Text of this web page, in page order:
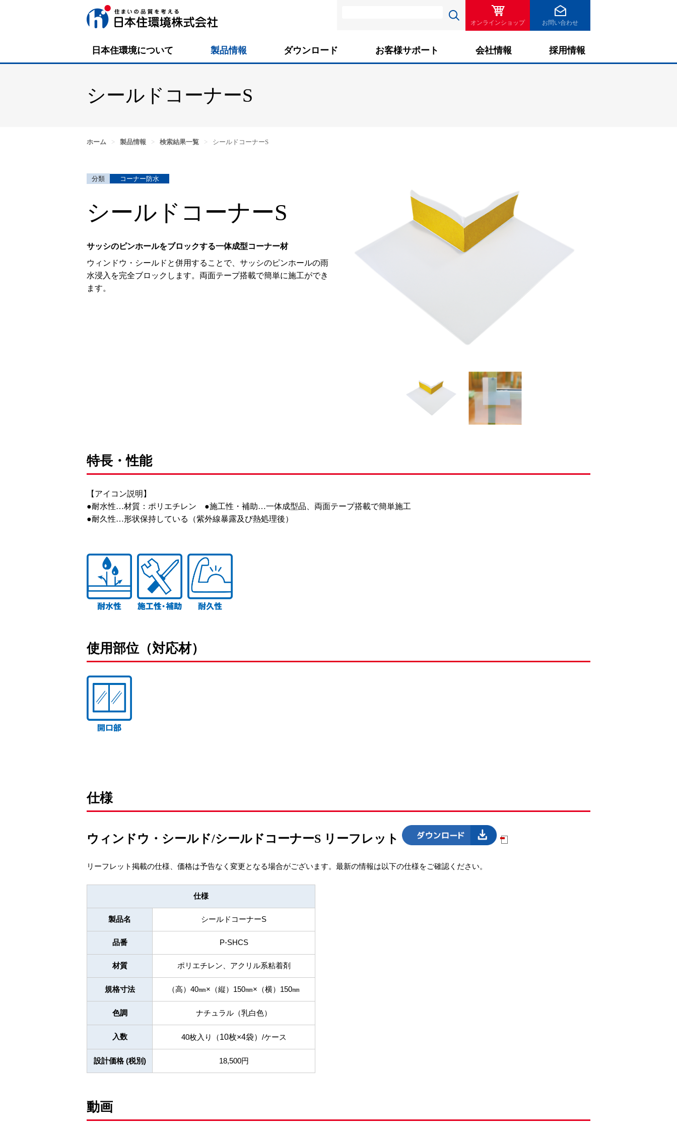
検索
オンラインショップ お問い合わせ
日本住環境について 製品情報 ダウンロード お客様サポート 会社情報 採用情報
シールドコーナーS
ホーム > 製品情報 > 検索結果一覧 > シールドコーナーS
コーナー防水
シールドコーナーS
サッシのピンホールをブロックする一体成型コーナー材
ウィンドウ・シールドと併用することで、サッシのピンホールの雨
水浸入を完全ブロックします。両面テープ搭載で簡単に施工ができ
ます。
特長・性能
【アイコン説明】
●耐水性…材質：ポリエチレン ●施工性・補助…一体成型品、両面テープ搭載で簡単施工
●耐久性…形状保持している（紫外線暴露及び熱処理後）
使用部位（対応材）
仕様
ウィンドウ・シールド/シールドコーナーS リーフレット
リーフレット掲載の仕様、価格は予告なく変更となる場合がございます。最新の情報は以下の仕様をご確認ください。
仕様
製品名 シールドコーナーS
品番 P-SHCS
材質 ポリエチレン、アクリル系粘着剤
規格寸法 （高）40㎜×（縦）150㎜×（横）150㎜
色調 ナチュラル（乳白色）
入数 40枚入り（10枚×4袋） /ケース
設計価格 (税別) 18,500円
動画